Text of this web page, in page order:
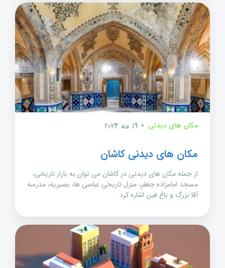
مکان های دیدنی 19 مه 2024
مکان های دیدنی کاشان
از جمله مکان های دیدنی در کاشان می توان به بازار تاریخی،
مسجد امامزاده جعفر، منزل تاریخی عباسی ها، بصیریه، مدرسه
آقا بزرگ و باغ فین اشاره کرد.